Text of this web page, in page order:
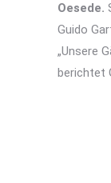
Oesede.
Guido
„Unsere
berichtet